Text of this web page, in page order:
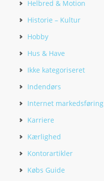
Helbred & Motion
Historie – Kultur
Hobby
Hus & Have
Ikke kategoriseret
Indendørs
Internet markedsføring
Karriere
Kærlighed
Kontorartikler
Købs Guide